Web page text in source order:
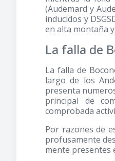
(Audemard y
inducidos y
en alta montaña
La falla de
La falla de
largo de los
presenta
principal de
comprobada
Por razones de
profusamente
mente presentes